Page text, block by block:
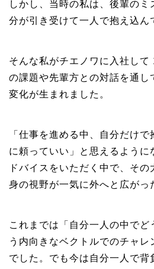
しかし、当時の私は、後輩のミ
分が引き受けて一人で抱え込ん
そんな私がチエノワに入社して
の課題や先輩方との対話を通し
変化が生まれました。
「仕事を進める中、自分だけ
に頼っていい」と思えるように
ドバイスをいただく中で、その
身の視野が一気に外へと広がっ
これまでは「自分一人の中でど
う内向きなベクトルでのチャレ
でした。でも今は自分一人で背